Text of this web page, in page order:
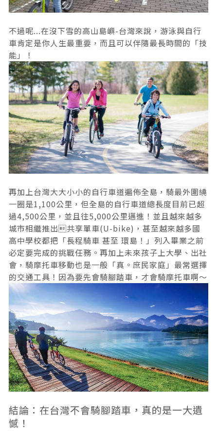
不過呢...在沒下雪的高山島嶼-台灣來說，游泳與自行
車肯定是你人生最重要，而且可以伴隨最長時間的「技
能」！
再加上台灣大大小小的自行車道遍佈全島，騎最外圍繞
一圈是1,100公里，但全島的自行車道總長度目前已超
過4,500公里，並且往5,000公里邁進！並且越來越多
城市相繼推出共享單車(U-bike)，甚至越來越多國
高中學校都把「長程騎車 甚至 環島！」列入畢業之前
必定要完成的挑戰任務。再加上未來孩子上大學、出社
會，騎摩托車移動也是一般「真。庶民家庭」最常選擇
的交通工具！因為要先會騎腳踏車，才會騎摩托車啊～
結論：在台灣不會騎腳踏車，真的是一大遺
憾！